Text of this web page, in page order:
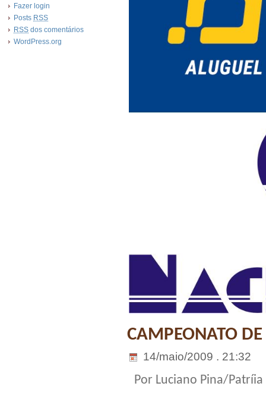
Fazer login
Posts RSS
RSS dos comentários
WordPress.org
CAMPEONATO
14/maio/2009 . 21:32
Por Luciano Pina/